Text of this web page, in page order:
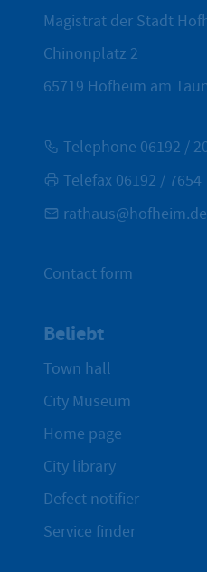
Magistrat der Stadt
Chinonplatz 2
65719 Hofheim am
Telephone 06192 /
Telefax 06192 / 7654
rathaus@hofheim.de
Contact form
Beliebt
Town hall
City Museum
Home page
City library
Defect notifier
Service finder